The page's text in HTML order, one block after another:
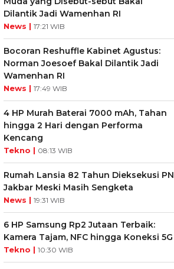
Dilantik Jadi Wamenhan RI
News | 17:21 WIB
Bocoran Reshuffle Kabinet Agustus:
Norman Joesoef Bakal Dilantik Jadi
Wamenhan RI
News | 17:49 WIB
4 HP Murah Baterai 7000 mAh, Tahan
hingga 2 Hari dengan Performa
Kencang
Tekno | 08:13 WIB
Rumah Lansia 82 Tahun Dieksekusi PN
Jakbar Meski Masih Sengketa
News | 19:31 WIB
6 HP Samsung Rp2 Jutaan Terbaik:
Kamera Tajam, NFC hingga Koneksi 5G
Tekno | 10:30 WIB